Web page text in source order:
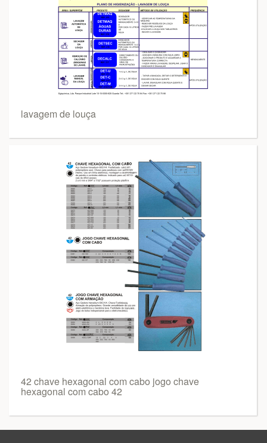
lavagem de louça
42 chave hexagonal com cabo jogo chave
hexagonal com cabo 42